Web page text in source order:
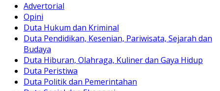
Advertorial
Opini
Duta Hukum dan Kriminal
Duta Pendidikan, Kesenian, Pariwisata, Sejarah dan
Budaya
Duta Hiburan, Olahraga, Kuliner dan Gaya Hidup
Duta Peristiwa
Duta Politik dan Pemerintahan